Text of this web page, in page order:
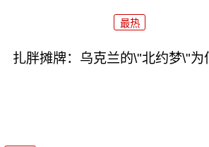
最热
扎胖摊牌：乌克兰的\"北约梦\"为